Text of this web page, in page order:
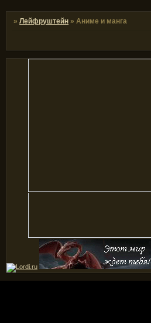
»Лейфруштейн »Аниме и манга